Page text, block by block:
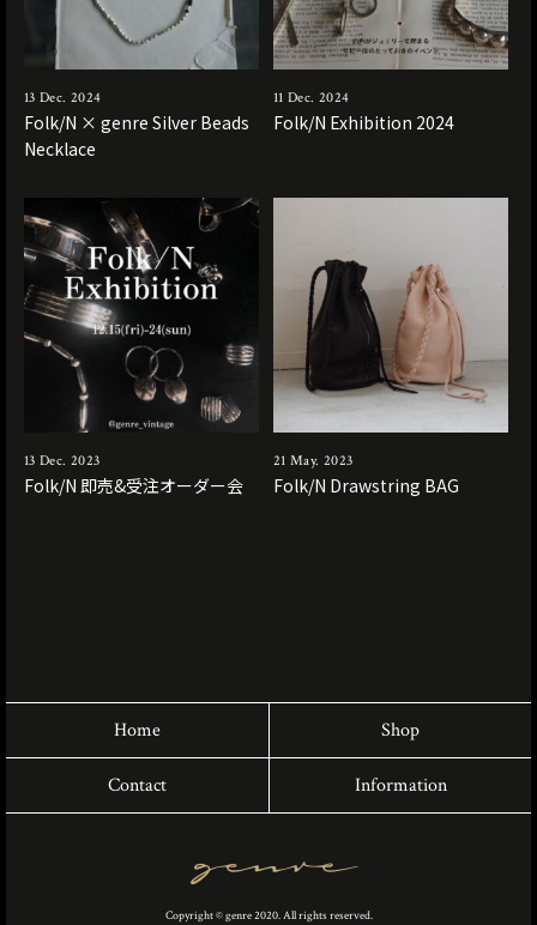
13 Dec. 2024
Folk/N × genre Silver Beads
Necklace
11 Dec. 2024
Folk/N Exhibition 2024
13 Dec. 2023
Folk/N 即売&受注オーダー会
21 May. 2023
Folk/N Drawstring BAG
Home Shop
Contact Information
Copyright © genre 2020. All rights reserved.